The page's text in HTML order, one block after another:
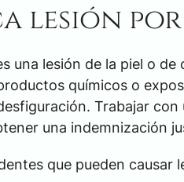
lesión
una lesión de la piel o
químicos o
Trabajar con
una indemnización
que pueden causar